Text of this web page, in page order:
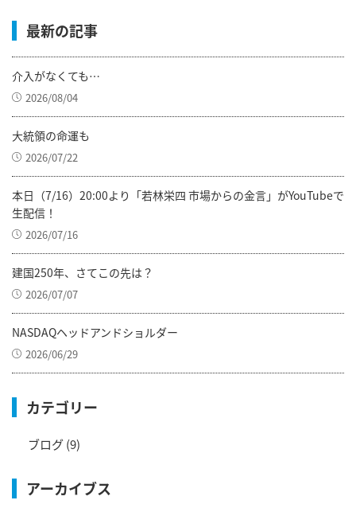
最新の記事
介入がなくても…
2026/08/04
大統領の命運も
2026/07/22
本日（7/16）20:00より「若林栄四 市場からの金言」がYouTubeで
生配信！
2026/07/16
建国250年、さてこの先は？
2026/07/07
NASDAQヘッドアンドショルダー
2026/06/29
カテゴリー
ブログ(9)
アーカイブス